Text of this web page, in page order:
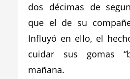
dos décimas de
que el de su
Influyó en ello, el
cuidar sus gomas
mañana.